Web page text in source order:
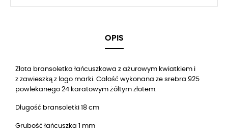
OPIS
Złota bransoletka łańcuszkowa z ażurowym kwiatkiem i
z zawieszką z logo marki. Całość wykonana ze srebra 925
powlekanego 24 karatowym żółtym złotem.
Długość bransoletki 18 cm
Grubość łańcuszka 1 mm